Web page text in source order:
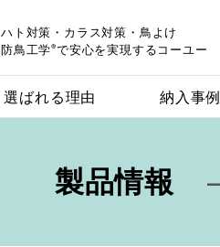
ハト対策・カラス対策・鳥よけ
防鳥工学®で安心を実現するコーユー
選ばれる理由 納入事例
製品情報